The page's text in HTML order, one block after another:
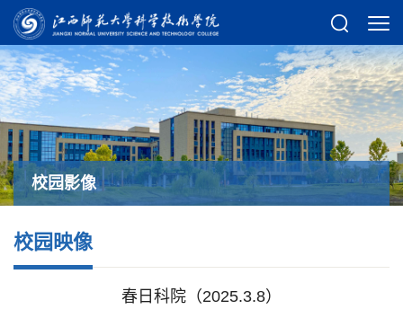
校园影像
校园映像
春日科院（2025.3.8）